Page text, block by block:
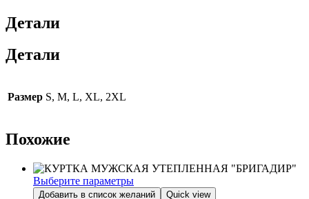
Детали
Детали
Размер S, M, L, XL, 2XL
Похожие
Выберите параметры
Этот
Добавить в список желаний Quick view